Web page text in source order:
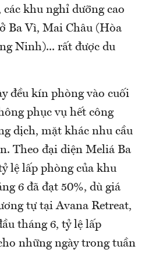
khu nghỉ dưỡng cao
Ba Vì, Mai Châu (Hòa
Ninh)... rất được du
đều kín phòng vào cuối
phục vụ hết công
dịch, mặt khác nhu cầu
Theo đại diện Meliá Ba
lệ lấp phòng của khu
6 đã đạt 50%, dù giá
tự tại Avana Retreat,
tháng 6, tỷ lệ lấp
những ngày trong tuần